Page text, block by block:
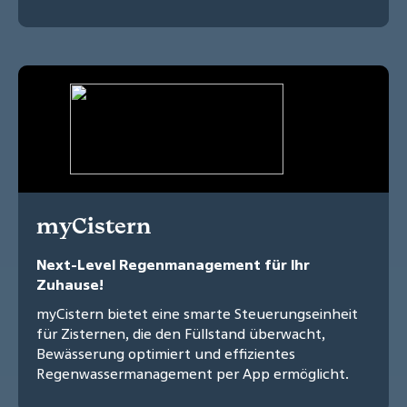
myCistern
Next-Level Regenmanagement für Ihr
Zuhause!
myCistern bietet eine smarte Steuerungseinheit
für Zisternen, die den Füllstand überwacht,
Bewässerung optimiert und effizientes
Regenwassermanagement per App ermöglicht.